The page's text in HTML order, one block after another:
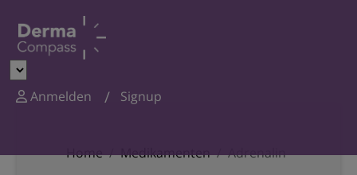
Anmelden Signup
Home Medikamenten Adrenalin